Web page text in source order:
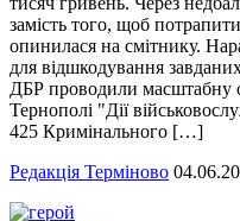
замість того, щоб
опинилася на смітнику.
для відшкодування
ДБР проводили масштабну
Тернополі "Дії
425 Кримінального […]
Редакція Терміново